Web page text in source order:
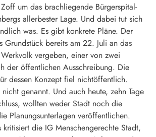
um das brachliegende Bürgerspital-
allerbester Lage. Und dabei tut sich
was. Es gibt konkrete Pläne. Der
Grundstück bereits am 22. Juli an das
vergeben, einer von zwei
der öffentlichen Ausschreibung. Die
dessen Konzept fiel nichtöffentlich.
genannt. Und auch heute, zehn Tage
wollten weder Stadt noch die
Planungsunterlagen veröffentlichen.
kritisiert die IG Menschengerechte Stadt,